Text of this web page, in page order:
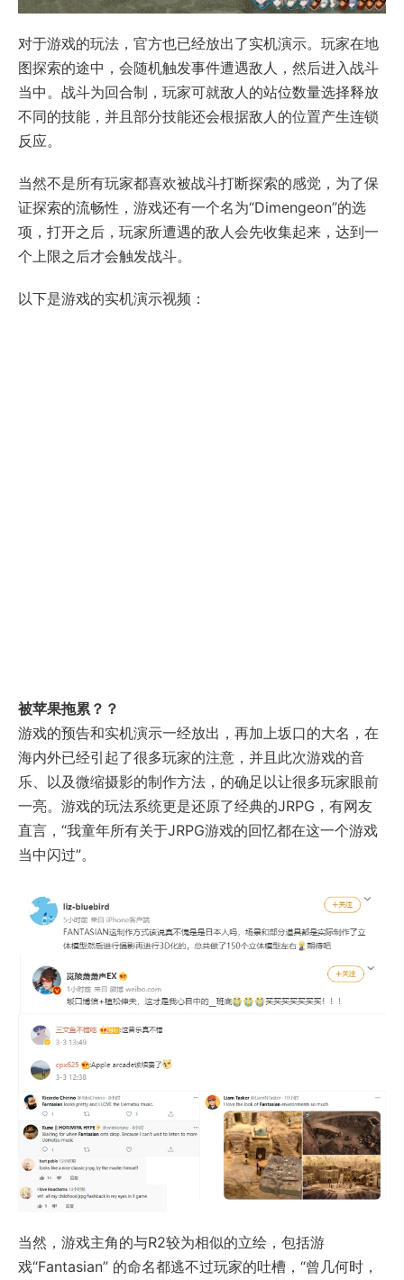
对于游戏的玩法，官方也已经放出了实机演示。玩家在地
图探索的途中，会随机触发事件遭遇敌人，然后进入战斗
当中。战斗为回合制，玩家可就敌人的站位数量选择释放
不同的技能，并且部分技能还会根据敌人的位置产生连锁
反应。
当然不是所有玩家都喜欢被战斗打断探索的感觉，为了保
证探索的流畅性，游戏还有一个名为“Dimengeon”的选
项，打开之后，玩家所遭遇的敌人会先收集起来，达到一
个上限之后才会触发战斗。
以下是游戏的实机演示视频：
被苹果拖累？？
游戏的预告和实机演示一经放出，再加上坂口的大名，在
海内外已经引起了很多玩家的注意，并且此次游戏的音
乐、以及微缩摄影的制作方法，的确足以让很多玩家眼前
一亮。游戏的玩法系统更是还原了经典的JRPG，有网友
直言，“我童年所有关于JRPG游戏的回忆都在这一个游戏
当中闪过”。
当然，游戏主角的与R2较为相似的立绘，包括游
戏“Fantasian” 的命名都逃不过玩家的吐槽，“曾几何时，